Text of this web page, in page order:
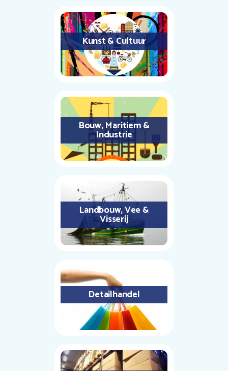
Kunst & Cultuur
Bouw, Maritiem &
Industrie
Landbouw, Vee &
Visserij
Detailhandel